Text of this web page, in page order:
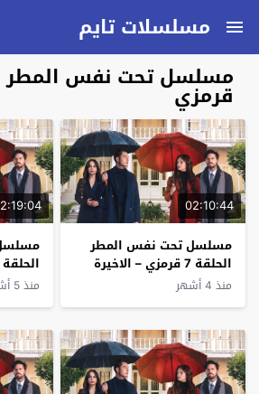
مسلسلات تايم
مسلسل تحت نفس المطر
قرمزي
02:10:44
مسلسل تحت نفس المطر
الحلقة 7 قرمزي – الاخيرة
منذ 4 أشهر
الحلقة 6 قرمزي
منذ 5 أشهر